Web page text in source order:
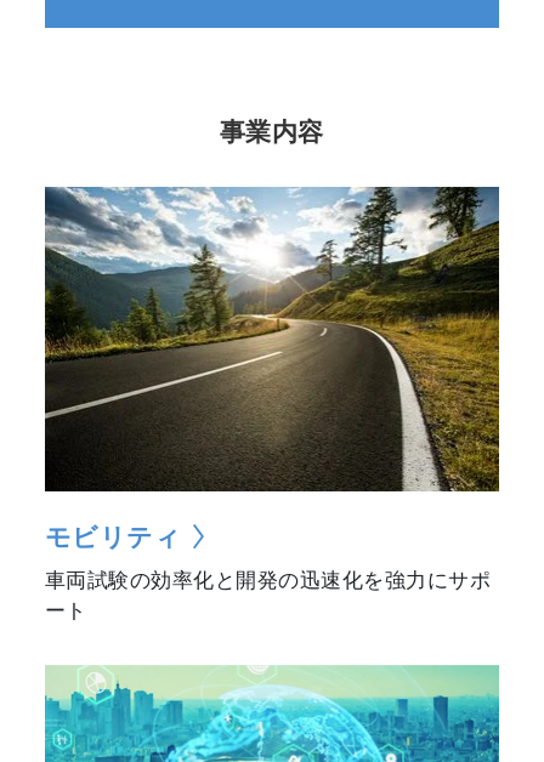
事業内容
モビリティ
車両試験の効率化と開発の迅速化を強力にサポ
ート